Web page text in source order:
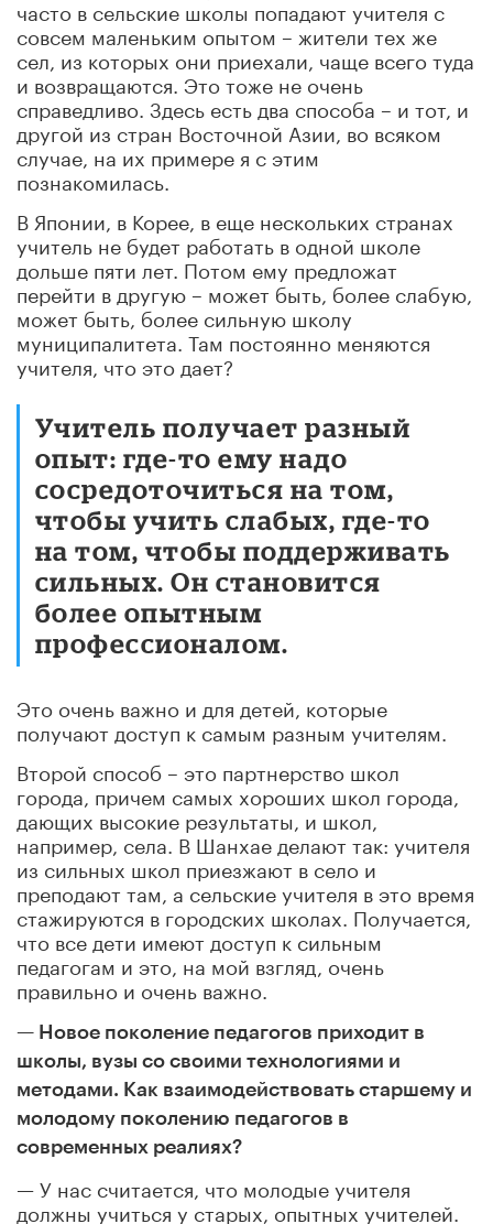
часто в сельские школы попадают учителя с
совсем маленьким опытом – жители тех же
сел, из которых они приехали, чаще всего туда
и возвращаются. Это тоже не очень
справедливо. Здесь есть два способа – и тот, и
другой из стран Восточной Азии, во всяком
случае, на их примере я с этим
познакомилась.
В Японии, в Корее, в еще нескольких странах
учитель не будет работать в одной школе
дольше пяти лет. Потом ему предложат
перейти в другую – может быть, более слабую,
может быть, более сильную школу
муниципалитета. Там постоянно меняются
учителя, что это дает?
Учитель получает разный
опыт: где-то ему надо
сосредоточиться на том,
чтобы учить слабых, где-то
на том, чтобы поддерживать
сильных. Он становится
более опытным
профессионалом.
Это очень важно и для детей, которые
получают доступ к самым разным учителям.
Второй способ – это партнерство школ
города, причем самых хороших школ города,
дающих высокие результаты, и школ,
например, села. В Шанхае делают так: учителя
из сильных школ приезжают в село и
преподают там, а сельские учителя в это время
стажируются в городских школах. Получается,
что все дети имеют доступ к сильным
педагогам и это, на мой взгляд, очень
правильно и очень важно.
— Новое поколение педагогов приходит в
школы, вузы со своими технологиями и
методами. Как взаимодействовать старшему и
молодому поколению педагогов в
современных реалиях?
— У нас считается, что молодые учителя
должны учиться у старых, опытных учителей.